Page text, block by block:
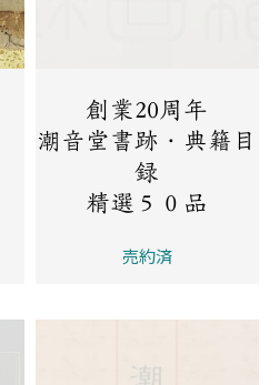
創業20周年
潮音堂書跡・典籍目
録
精選５０品
売約済